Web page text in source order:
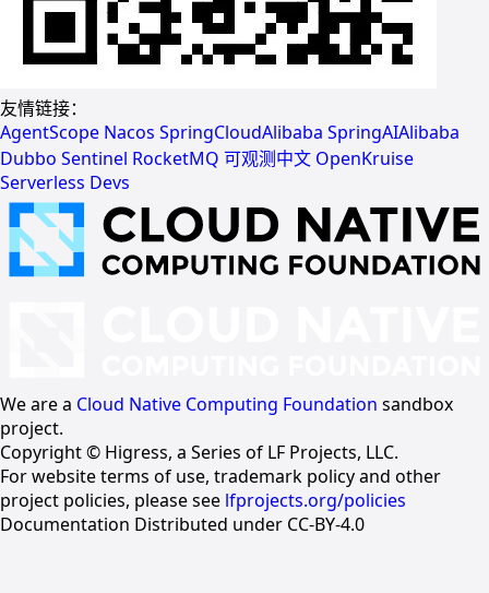
友情链接：
AgentScope Nacos SpringCloudAlibaba SpringAIAlibaba
Dubbo Sentinel RocketMQ 可观测中文 OpenKruise
Serverless Devs
We are a Cloud Native Computing Foundation sandbox
project.
Copyright © Higress, a Series of LF Projects, LLC.
For website terms of use, trademark policy and other
project policies, please see lfprojects.org/policies
Documentation Distributed under CC-BY-4.0